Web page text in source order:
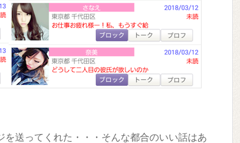
送ってくれた・・・そんな都合のいい話はあ